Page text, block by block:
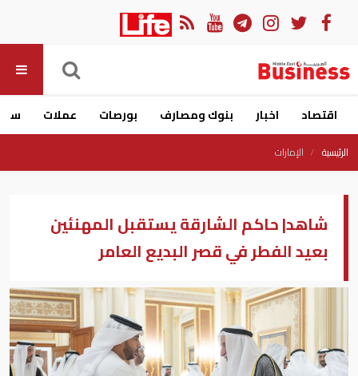
اقتصاد اخبار بنوك ومصارف بورصات عملات
الرئيسية الإمارات
شاهد| حاكم الشارقة يستقبل المهنئين
بعيد الفطر في قصر البديع العامر